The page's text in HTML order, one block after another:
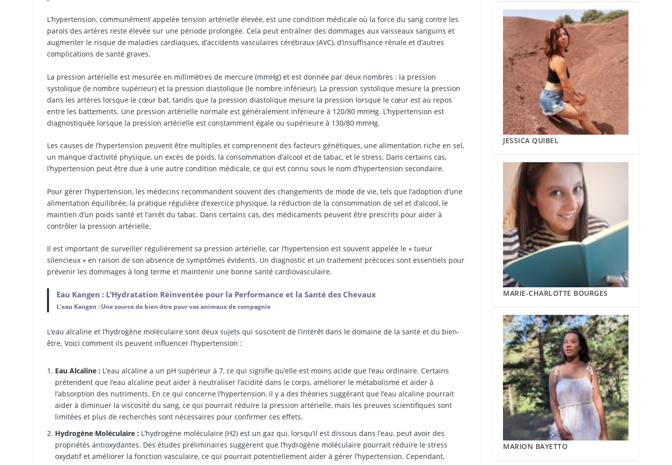
L’hypertension, communément appelée tension artérielle élevée, est une condition médicale où la force du sang contre les
parois des artères reste élevée sur une période prolongée. Cela peut entraîner des dommages aux vaisseaux sanguins et
augmenter le risque de maladies cardiaques, d’accidents vasculaires cérébraux (AVC), d’insuffisance rénale et d’autres
complications de santé graves.
La pression artérielle est mesurée en millimètres de mercure (mmHg) et est donnée par deux nombres : la pression
systolique (le nombre supérieur) et la pression diastolique (le nombre inférieur). La pression systolique mesure la pression
dans les artères lorsque le cœur bat, tandis que la pression diastolique mesure la pression lorsque le cœur est au repos
entre les battements. Une pression artérielle normale est généralement inférieure à 120/80 mmHg. L’hypertension est
diagnostiquée lorsque la pression artérielle est constamment égale ou supérieure à 130/80 mmHg.
Les causes de l’hypertension peuvent être multiples et comprennent des facteurs génétiques, une alimentation riche en sel,
un manque d’activité physique, un excès de poids, la consommation d’alcool et de tabac, et le stress. Dans certains cas,
l’hypertension peut être due à une autre condition médicale, ce qui est connu sous le nom d’hypertension secondaire.
Pour gérer l’hypertension, les médecins recommandent souvent des changements de mode de vie, tels que l’adoption d’une
alimentation équilibrée, la pratique régulière d’exercice physique, la réduction de la consommation de sel et d’alcool, le
maintien d’un poids santé et l’arrêt du tabac. Dans certains cas, des médicaments peuvent être prescrits pour aider à
contrôler la pression artérielle.
Il est important de surveiller régulièrement sa pression artérielle, car l’hypertension est souvent appelée le « tueur
silencieux » en raison de son absence de symptômes évidents. Un diagnostic et un traitement précoces sont essentiels pour
prévenir les dommages à long terme et maintenir une bonne santé cardiovasculaire.
Eau Kangen : L’Hydratation Réinventée pour la Performance et la Santé des Chevaux
L’eau Kangen : Une source de bien-être pour vos animaux de compagnie
L’eau alcaline et l’hydrogène moléculaire sont deux sujets qui suscitent de l’intérêt dans le domaine de la santé et du bien-
être. Voici comment ils peuvent influencer l’hypertension :
Eau Alcaline : L’eau alcaline a un pH supérieur à 7, ce qui signifie qu’elle est moins acide que l’eau ordinaire. Certains
prétendent que l’eau alcaline peut aider à neutraliser l’acidité dans le corps, améliorer le métabolisme et aider à
l’absorption des nutriments. En ce qui concerne l’hypertension, il y a des théories suggérant que l’eau alcaline pourrait
aider à diminuer la viscosité du sang, ce qui pourrait réduire la pression artérielle, mais les preuves scientifiques sont
limitées et plus de recherches sont nécessaires pour confirmer ces effets.
Hydrogène Moléculaire : L’hydrogène moléculaire (H2) est un gaz qui, lorsqu’il est dissous dans l’eau, peut avoir des
propriétés antioxydantes. Des études préliminaires suggèrent que l’hydrogène moléculaire pourrait réduire le stress
oxydatif et améliorer la fonction vasculaire, ce qui pourrait potentiellement aider à gérer l’hypertension. Cependant,
JESSICA QUIBEL
MARIE-CHARLOTTE BOURGES
MARION BAYETTO